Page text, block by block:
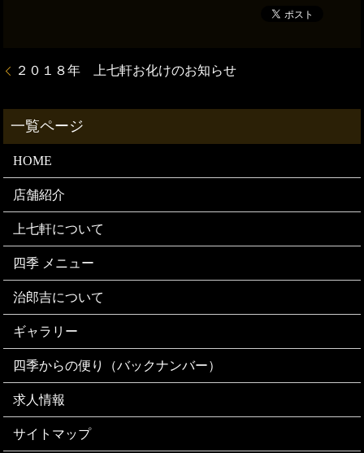
２０１８年 上七軒お化けのお知らせ
HOME
店舗紹介
上七軒について
四季 メニュー
治郎吉について
ギャラリー
四季からの便り（バックナンバー）
求人情報
サイトマップ